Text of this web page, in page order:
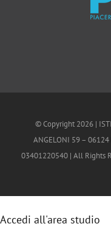
© Copyright 2026 |
ANGELONI 59 – 06124
03401220540 | All Rights
Accedi all'area studio